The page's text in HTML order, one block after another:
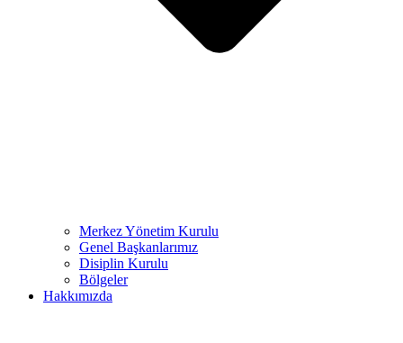
Merkez Yönetim Kurulu
Genel Başkanlarımız
Disiplin Kurulu
Bölgeler
Hakkımızda